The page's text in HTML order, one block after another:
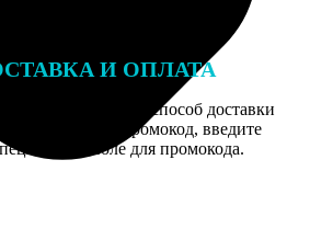
И ОПЛАТА
адрес и выберите способ доставки
Если у вас есть промокод, введите
поле для промокода.